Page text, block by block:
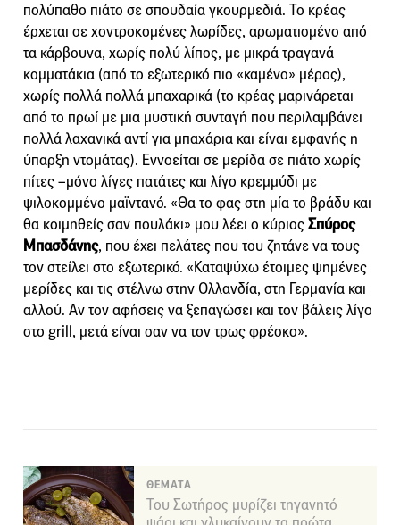
πολύπαθο πιάτο σε σπουδαία γκουρμεδιά. Το κρέας
έρχεται σε χοντροκομένες λωρίδες, αρωματισμένο από
τα κάρβουνα, χωρίς πολύ λίπος, με μικρά τραγανά
κομματάκια (από το εξωτερικό πιο «καμένο» μέρος),
χωρίς πολλά πολλά μπαχαρικά (το κρέας μαρινάρεται
από το πρωί με μια μυστική συνταγή που περιλαμβάνει
πολλά λαχανικά αντί για μπαχάρια και είναι εμφανής η
ύπαρξη ντομάτας). Εννοείται σε μερίδα σε πιάτο χωρίς
πίτες –μόνο λίγες πατάτες και λίγο κρεμμύδι με
ψιλοκομμένο μαϊντανό. «Θα το φας στη μία το βράδυ και
θα κοιμηθείς σαν πουλάκι» μου λέει ο κύριοςΣπύρος
Μπασδάνης, που έχει πελάτες που του ζητάνε να τους
τον στείλει στο εξωτερικό. «Καταψύχω έτοιμες ψημένες
μερίδες και τις στέλνω στην Ολλανδία, στη Γερμανία και
αλλού. Αν τον αφήσεις να ξεπαγώσει και τον βάλεις λίγο
στο grill, μετά είναι σαν να τον τρως φρέσκο».
ΘΕΜΑΤΑ
Του Σωτήρος μυρίζει τηγανητό